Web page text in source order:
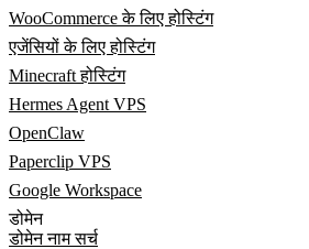
WooCommerce के लिए होस्टिंग
एजेंसियों के लिए होस्टिंग
Minecraft होस्टिंग
Hermes Agent VPS
OpenClaw
Paperclip VPS
Google Workspace
डोमेन
डोमेन नाम सर्च